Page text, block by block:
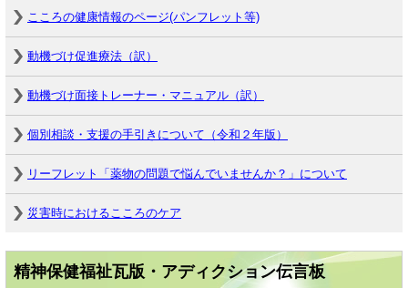
こころの健康情報のページ(パンフレット等)
動機づけ促進療法（訳）
動機づけ面接トレーナー・マニュアル（訳）
個別相談・支援の手引きについて（令和２年版）
リーフレット「薬物の問題で悩んでいませんか？」について
災害時におけるこころのケア
精神保健福祉瓦版・アディクション伝言板